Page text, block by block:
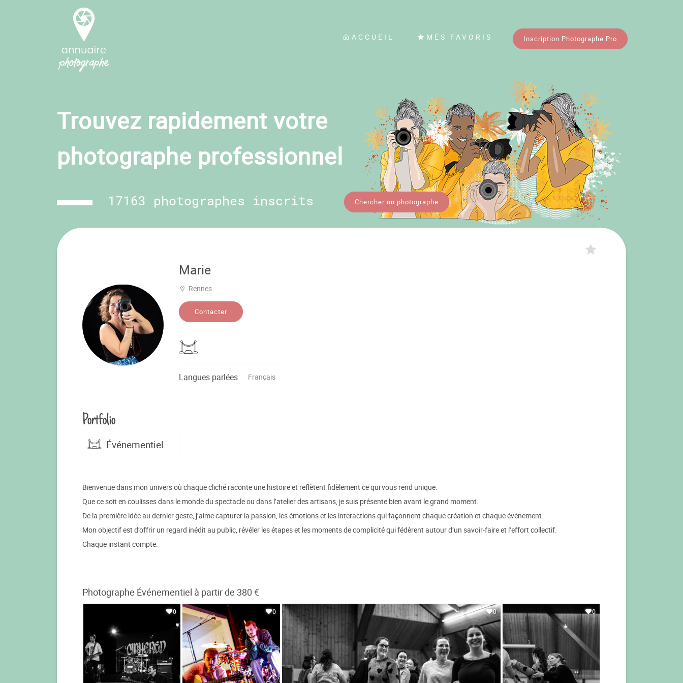
ACCUEIL MES FAVORIS Inscription Photographe Pro
Trouvez rapidement votre
photographe professionnel
17163 photographes inscrits Chercher un photographe
Marie
Rennes
Contacter
Langues parlées Français
Portfolio
Événementiel
Bienvenue dans mon univers où chaque cliché raconte une histoire et reflètent fidèlement ce qui vous rend unique.
Que ce soit en coulisses dans le monde du spectacle ou dans l’atelier des artisans, je suis présente bien avant le grand moment.
De la première idée au dernier geste, j’aime capturer la passion, les émotions et les interactions qui façonnent chaque création et chaque évènement.
Mon objectif est d’offrir un regard inédit au public, révéler les étapes et les moments de complicité qui fédèrent autour d’un savoir-faire et l’effort collectif.
Chaque instant compte.
Photographe Événementiel à partir de 380 €
0 0 0 0